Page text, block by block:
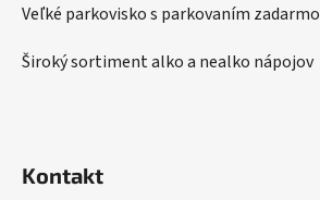
Veľké parkovisko s parkovaním zadarmo
Široký sortiment alko a nealko nápojov
Kontakt